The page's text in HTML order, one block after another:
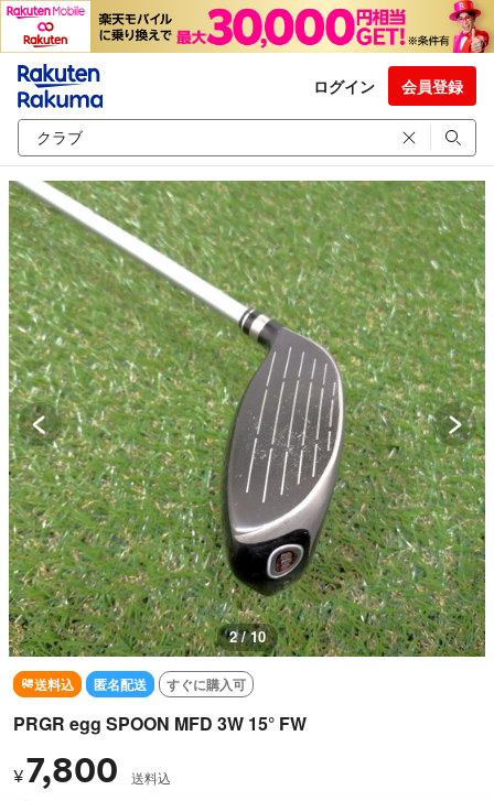
ログイン 会員登録
2 / 10
送料込 匿名配送 すぐに購入可
PRGR egg SPOON MFD 3W 15° FW
¥7,800 送料込